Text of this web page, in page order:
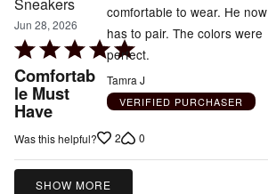
Jun 28, 2026
Rated
5
out
of
5
Comfortab
le Must
Have
comfortable to wear. He now
has to pair. The colors were
perfect.
Tamra J
VERIFIED PURCHASER
Was this helpful? 2 0
SHOW MORE